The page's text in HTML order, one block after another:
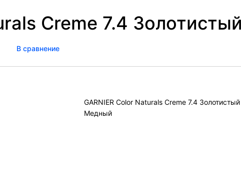
Creme 7.4
В сравнение
GARNIER Color Naturals Creme 7.4 Золотистый
Медный